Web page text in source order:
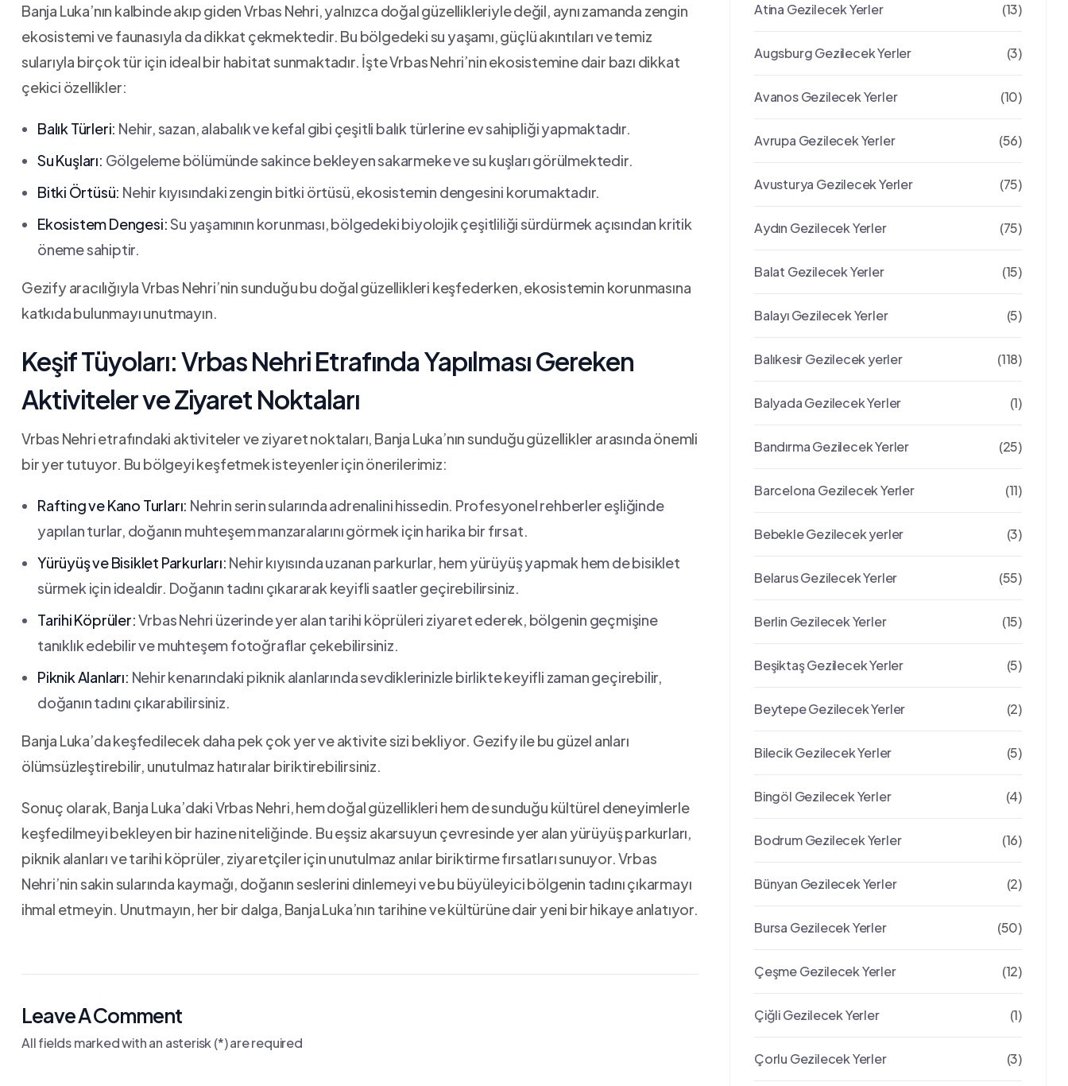
Banja Luka’nın kalbinde akıp giden Vrbas Nehri, yalnızca doğal güzellikleriyle ⁢değil, aynı⁢ zamanda zengin
ekosistemi⁤ ve faunasıyla da dikkat çekmektedir. Bu bölgedeki su yaşamı, güçlü akıntıları ve ​temiz
⁤sularıyla birçok tür için ideal bir habitat sunmaktadır. İşte Vrbas Nehri’nin ekosistemine dair ‌bazı‍ dikkat
çekici özellikler:
Balık Türleri: Nehir, sazan, ​alabalık ve kefal gibi çeşitli balık türlerine ev sahipliği yapmaktadır.
Su Kuşları: Gölgeleme bölümünde sakince‌ bekleyen sakarmeke ve su ‌kuşları⁤ görülmektedir.
Bitki ⁢Örtüsü: Nehir kıyısındaki zengin bitki örtüsü, ekosistemin dengesini korumaktadır.
Ekosistem Dengesi:Su yaşamının korunması, bölgedeki ‍biyolojik çeşitliliği sürdürmek açısından kritik
öneme sahiptir.
Gezify aracılığıyla Vrbas Nehri’nin sunduğu bu doğal güzellikleri keşfederken, ⁣ekosistemin korunmasına
katkıda bulunmayı unutmayın.
Keşif Tüyoları: Vrbas Nehri Etrafında Yapılması Gereken
Aktiviteler ve Ziyaret Noktaları
Vrbas⁢ Nehri etrafındaki aktiviteler ve ziyaret⁤ noktaları, Banja Luka’nın sunduğu güzellikler arasında önemli⁤
bir yer tutuyor. Bu ‍bölgeyi keşfetmek ‌isteyenler için önerilerimiz:
Rafting ve Kano Turları: Nehrin serin sularında adrenalini⁣ hissedin.⁢ Profesyonel ​rehberler eşliğinde⁣
yapılan ⁣turlar, doğanın muhteşem manzaralarını görmek için harika ‍bir fırsat.
Yürüyüş ve⁢ Bisiklet Parkurları: Nehir kıyısında uzanan parkurlar, hem yürüyüş yapmak hem de bisiklet
sürmek için idealdir. Doğanın tadını çıkararak keyifli saatler geçirebilirsiniz.
Tarihi ⁣Köprüler:Vrbas Nehri ​üzerinde yer alan tarihi köprüleri ‌ziyaret ederek, ⁣bölgenin⁤ geçmişine
tanıklık edebilir ve muhteşem fotoğraflar çekebilirsiniz.
Piknik Alanları: Nehir kenarındaki piknik alanlarında sevdiklerinizle birlikte keyifli zaman geçirebilir,⁤
doğanın tadını çıkarabilirsiniz.
Banja Luka’da​ keşfedilecek ‌daha pek çok yer‍ ve aktivite sizi bekliyor. Gezify ile bu güzel anları
ölümsüzleştirebilir, unutulmaz hatıralar biriktirebilirsiniz.
Sonuç⁣ olarak, Banja Luka’daki Vrbas Nehri, hem doğal güzellikleri hem de sunduğu kültürel deneyimlerle
keşfedilmeyi bekleyen bir hazine niteliğinde. Bu eşsiz akarsuyun çevresinde‍ yer ⁣alan yürüyüş parkurları,
piknik‌ alanları ve tarihi köprüler,‌ ziyaretçiler için ⁢unutulmaz ‌anılar biriktirme fırsatları sunuyor. Vrbas
⁢Nehri’nin sakin sularında kaymağı, ⁤doğanın seslerini⁢ dinlemeyi ve bu büyüleyici bölgenin tadını çıkarmayı
⁤ihmal etmeyin. Unutmayın, her bir dalga, ‌Banja Luka’nın tarihine ve kültürüne⁣ dair yeni bir hikaye anlatıyor.
Leave A Comment
All fields marked with an asterisk (*) are required
Atina Gezilecek Yerler (13)
Augsburg Gezilecek Yerler (3)
Avanos Gezilecek Yerler (10)
Avrupa Gezilecek Yerler (56)
Avusturya Gezilecek Yerler (75)
Aydın Gezilecek Yerler (75)
Balat Gezilecek Yerler (15)
Balayı Gezilecek Yerler (5)
Balıkesir Gezilecek yerler (118)
Balyada Gezilecek Yerler (1)
Bandırma Gezilecek Yerler (25)
Barcelona Gezilecek Yerler (11)
Bebekle Gezilecek yerler (3)
Belarus Gezilecek Yerler (55)
Berlin Gezilecek Yerler (15)
Beşiktaş Gezilecek Yerler (5)
Beytepe Gezilecek Yerler (2)
Bilecik Gezilecek Yerler (5)
Bingöl Gezilecek Yerler (4)
Bodrum Gezilecek Yerler (16)
Bünyan Gezilecek Yerler (2)
Bursa Gezilecek Yerler (50)
Çeşme Gezilecek Yerler (12)
Çiğli Gezilecek Yerler (1)
Çorlu Gezilecek Yerler (3)